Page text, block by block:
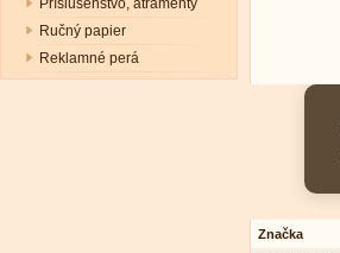
Príslušenstvo, atramenty
Ručný papier
Reklamné perá
Značka